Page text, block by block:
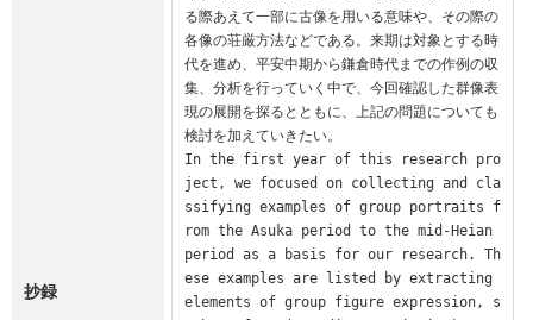
抄録
る際あえて一部に古像を用いる意味や、その際の
各像の荘厳方法などである。来期は対象とする時
代を進め、平安中期から鎌倉時代までの作例の収
集、分析を行っていく中で、今回確認した群像表
現の展開を探るとともに、上記の問題についても
検討を加えていきたい。
In the first year of this research pro
ject, we focused on collecting and cla
ssifying examples of group portraits f
rom the Asuka period to the mid-Heian
period as a basis for our research. Th
ese examples are listed by extracting
elements of group figure expression, s